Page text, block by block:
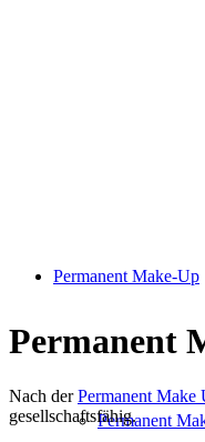
Permanent Make-Up
Permanent
Permanent
Nach derPermanent Make
gesellschaftsfähig.